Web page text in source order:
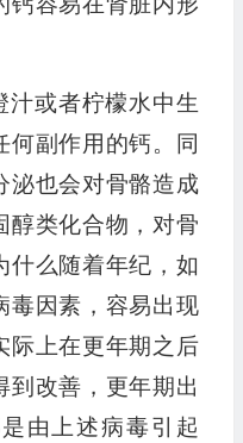
汁或者柠檬水中生
何副作用的钙。同
泌也会对骨骼造成
醇类化合物，对骨
什么随着年纪，如
毒因素，容易出现
际上在更年期之后
到改善，更年期出
由上述病毒引起